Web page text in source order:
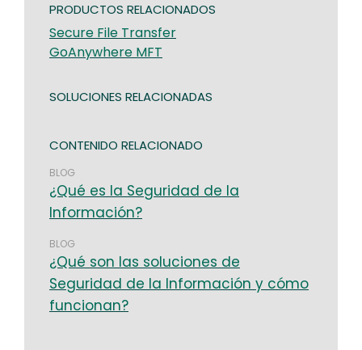
PRODUCTOS RELACIONADOS
Secure File Transfer
GoAnywhere MFT
SOLUCIONES RELACIONADAS
CONTENIDO RELACIONADO
BLOG
¿Qué es la Seguridad de la
Información?
BLOG
¿Qué son las soluciones de
Seguridad de la Información y cómo
funcionan?